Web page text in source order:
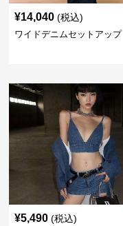
¥14,040 (税込)
ワイドデニムセットアップ
¥5,490 (税込)